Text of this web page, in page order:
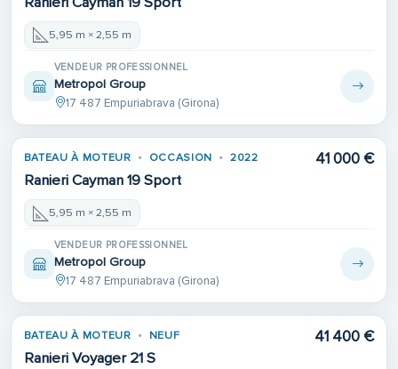
5,95 m × 2,55 m
VENDEUR PROFESSIONNEL
Metropol Group
17 487 Empuriabrava (Girona)
BATEAU À MOTEUR OCCASION 2022
Ranieri Cayman 19 Sport
41 000 €
5,95 m × 2,55 m
VENDEUR PROFESSIONNEL
Metropol Group
17 487 Empuriabrava (Girona)
BATEAU À MOTEUR NEUF
Ranieri Voyager 21 S
41 400 €